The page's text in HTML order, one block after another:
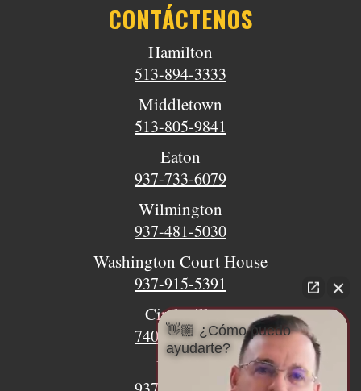
CONTÁCTENOS
Hamilton
513-894-3333
Middletown
513-805-9841
Eaton
937-733-6079
Wilmington
937-481-5030
Washington Court House
937-915-5391
Circleville
740-620-9018
Urbana
👋🏼 ¿Cómo puedo
ayudarte?